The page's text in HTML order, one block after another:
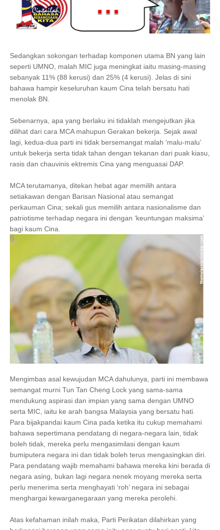
Sedangkan sokongan terhadap komponen utama BN yang lain
seperti UMNO, malah MIC juga meningkat iaitu masing-masing
sebanyak 11% (88 kerusi) dan 25% (4 kerusi). Jelas di sini
bahawa hampir keseluruhan kaum Cina telah bersatu hati
menolak BN.
Sebenarnya, apa yang berlaku ini tidaklah mengejutkan jika
dilihat dari cara MCA mahupun Gerakan bekerja. Sejak awal
lagi, kedua-dua parti ini tidak bersemangat malah ‘malu-malu’
untuk bekerja serta tidak tahan dengan tekanan dari puak kiasu,
rasis dan chauvinis ektremis Cina yang menguasai DAP.
MCA terutamanya, ditekan hebat agar memilih antara
setiakawan dengan Barisan Nasional atau semangat
perkauman Cina; sekali gus memilih antara nasionalisme dan
patriotisme terhadap negara ini dengan ‘keuntungan maksima’
bagi kaum Cina.
Mengimbas asal kewujudan MCA dahulunya, parti ini membawa
semangat murni Tun Tan Cheng Lock yang sama-sama
mendukung aspirasi dan impian yang sama dengan UMNO
serta MIC, iaitu ke arah bangsa Malaysia yang bersatu hati.
Para bijakpandai kaum Cina pada ketika itu cukup memahami
bahawa sepertimana pendatang di negara-negara lain, tidak
boleh tidak, mereka perlu mengasimilasi dengan kaum
bumiputera negara ini dan tidak boleh terus mengasingkan diri.
Para pendatang wajib memahami bahawa mereka kini berada di
negara asing, bukan lagi negara nenek moyang mereka serta
perlu menerima serta menghayati ‘roh’ negara ini sebagai
menghargai kewarganegaraan yang mereka perolehi.
Atas kefahaman inilah maka, Parti Perikatan dilahirkan yang